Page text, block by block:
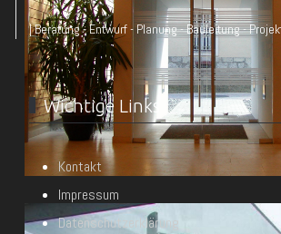
| Beratung - Entwurf - Planung - Bauleitung -
Wichtige Links
Kontakt
Impressum
Datenschutzerklärung